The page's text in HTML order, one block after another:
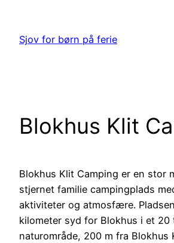
indhold
Sjov for børn på ferie
Blokhus Klit
Blokhus Klit Camping er en stor
stjernet familie campingplads
aktiviteter og atmosfære.
kilometer syd for Blokhus i et
naturområde, 200 m fra Blokhus